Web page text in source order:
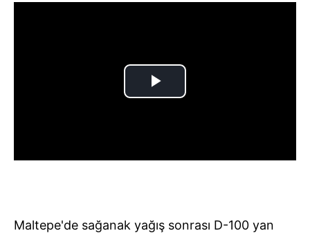
Maltepe'de sağanak yağış sonrası D-100 yan